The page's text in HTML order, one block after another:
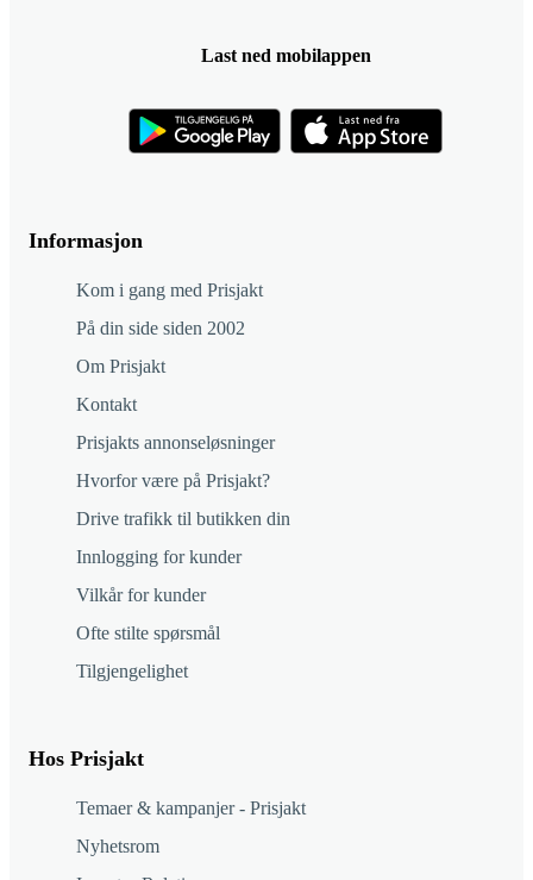
Informasjon
Kom i gang med Prisjakt
På din side siden 2002
Om Prisjakt
Kontakt
Prisjakts annonseløsninger
Hvorfor være på Prisjakt?
Drive trafikk til butikken din
Innlogging for kunder
Vilkår for kunder
Ofte stilte spørsmål
Tilgjengelighet
Hos Prisjakt
Temaer & kampanjer - Prisjakt
Nyhetsrom
Last ned mobilappen